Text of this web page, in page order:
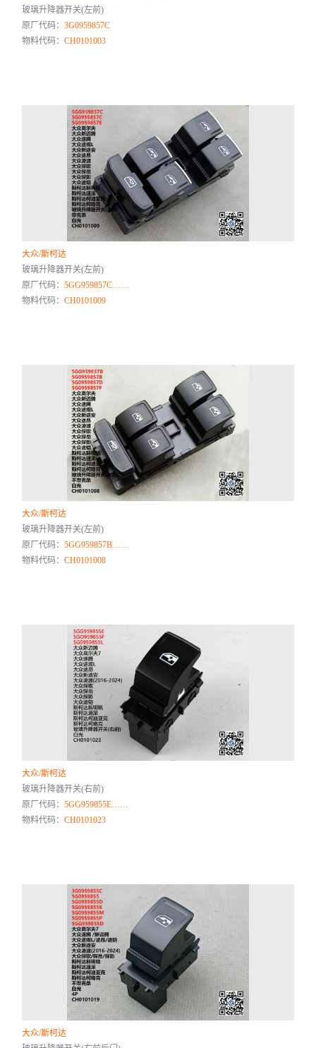
玻璃升降器开关(左前)
原厂代码：3G0959857C
物料代码：CH0101003
大众/斯柯达
玻璃升降器开关(左前)
原厂代码：5GG959857C……
物料代码：CH0101009
大众/斯柯达
玻璃升降器开关(左前)
原厂代码：5GG959857B……
物料代码：CH0101008
大众/斯柯达
玻璃升降器开关(右前)
原厂代码：5GG959855E……
物料代码：CH0101023
大众/斯柯达